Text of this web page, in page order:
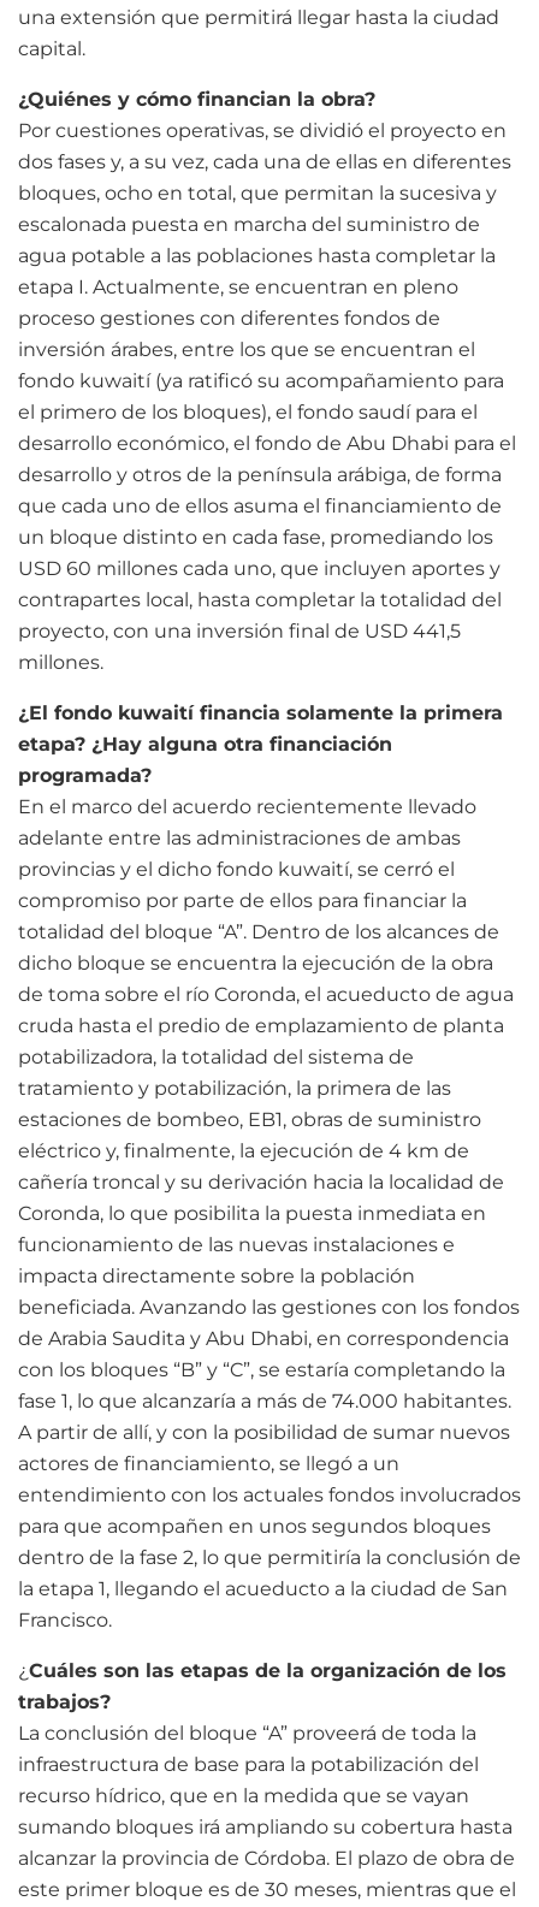
una extensión que permitirá llegar hasta la ciudad
capital.
¿Quiénes y cómo financian la obra?
Por cuestiones operativas, se dividió el proyecto en
dos fases y, a su vez, cada una de ellas en diferentes
bloques, ocho en total, que permitan la sucesiva y
escalonada puesta en marcha del suministro de
agua potable a las poblaciones hasta completar la
etapa I. Actualmente, se encuentran en pleno
proceso gestiones con diferentes fondos de
inversión árabes, entre los que se encuentran el
fondo kuwaití (ya ratificó su acompañamiento para
el primero de los bloques), el fondo saudí para el
desarrollo económico, el fondo de Abu Dhabi para el
desarrollo y otros de la península arábiga, de forma
que cada uno de ellos asuma el financiamiento de
un bloque distinto en cada fase, promediando los
USD 60 millones cada uno, que incluyen aportes y
contrapartes local, hasta completar la totalidad del
proyecto, con una inversión final de USD 441,5
millones.
¿El fondo kuwaití financia solamente la primera
etapa? ¿Hay alguna otra financiación
programada?
En el marco del acuerdo recientemente llevado
adelante entre las administraciones de ambas
provincias y el dicho fondo kuwaití, se cerró el
compromiso por parte de ellos para financiar la
totalidad del bloque “A”. Dentro de los alcances de
dicho bloque se encuentra la ejecución de la obra
de toma sobre el río Coronda, el acueducto de agua
cruda hasta el predio de emplazamiento de planta
potabilizadora, la totalidad del sistema de
tratamiento y potabilización, la primera de las
estaciones de bombeo, EB1, obras de suministro
eléctrico y, finalmente, la ejecución de 4 km de
cañería troncal y su derivación hacia la localidad de
Coronda, lo que posibilita la puesta inmediata en
funcionamiento de las nuevas instalaciones e
impacta directamente sobre la población
beneficiada. Avanzando las gestiones con los fondos
de Arabia Saudita y Abu Dhabi, en correspondencia
con los bloques “B” y “C”, se estaría completando la
fase 1, lo que alcanzaría a más de 74.000 habitantes.
A partir de allí, y con la posibilidad de sumar nuevos
actores de financiamiento, se llegó a un
entendimiento con los actuales fondos involucrados
para que acompañen en unos segundos bloques
dentro de la fase 2, lo que permitiría la conclusión de
la etapa 1, llegando el acueducto a la ciudad de San
Francisco.
¿Cuáles son las etapas de la organización de los
trabajos?
La conclusión del bloque “A” proveerá de toda la
infraestructura de base para la potabilización del
recurso hídrico, que en la medida que se vayan
sumando bloques irá ampliando su cobertura hasta
alcanzar la provincia de Córdoba. El plazo de obra de
este primer bloque es de 30 meses, mientras que el